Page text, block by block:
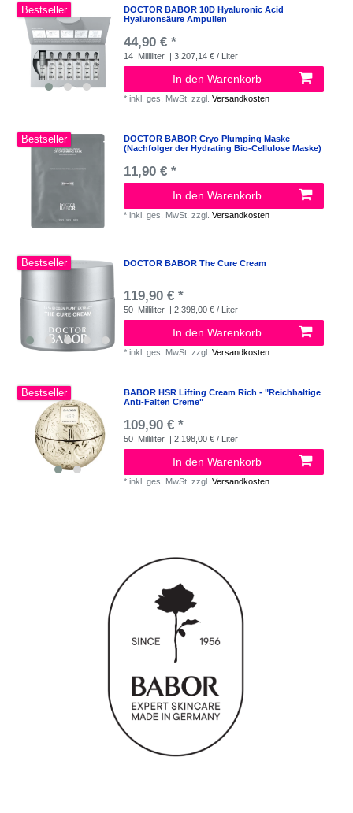
Bestseller
DOCTOR BABOR 10D Hyaluronic Acid
Hyaluronsäure Ampullen
44,90 € *
14 Milliliter | 3.207,14 € / Liter
In den Warenkorb
*inkl. ges. MwSt. zzgl.Versandkosten
Bestseller
DOCTOR BABOR Cryo Plumping Maske
(Nachfolger der Hydrating Bio-Cellulose Maske)
11,90 € *
In den Warenkorb
*inkl. ges. MwSt. zzgl.Versandkosten
Bestseller DOCTOR BABOR The Cure Cream
119,90 € *
50 Milliliter | 2.398,00 € / Liter
In den Warenkorb
*inkl. ges. MwSt. zzgl.Versandkosten
Bestseller
BABOR HSR Lifting Cream Rich - "Reichhaltige
Anti-Falten Creme"
109,90 € *
50 Milliliter | 2.198,00 € / Liter
In den Warenkorb
*inkl. ges. MwSt. zzgl.Versandkosten